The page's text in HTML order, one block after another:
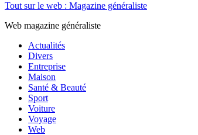
Tout sur le web : Magazine généraliste
Web magazine généraliste
Actualités
Divers
Entreprise
Maison
Santé & Beauté
Sport
Voiture
Voyage
Web